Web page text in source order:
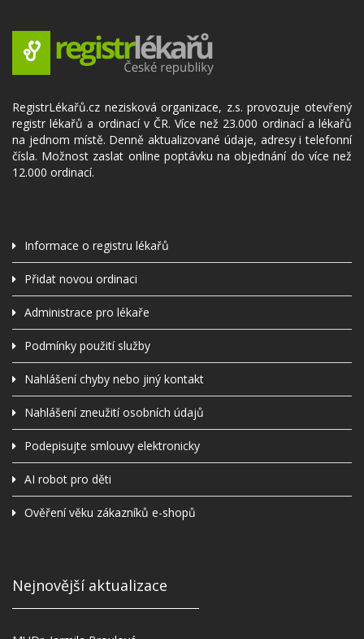
RegistrLékařů.cz nezisková organizace, z.s. provozuje otevřený
registr lékařů a ordinací v ČR. Více než 23.000 ordinací a lékařů
na jednom místě. Denně aktualizované údaje, adresy i telefonní
čísla. Možnost zaslat online poptávku na objednání do více než
12.000 ordinací.
Informace o registru lékařů
Přidat novou ordinaci
Administrace pro lékaře
Podmínky použití služby
Nahlášení chyby nebo jiný kontakt
Nahlášení zneužití osobních údajů
Podepisujte smlouvy elektronicky
AI robot pro děti
Ověření věku zákazníků e-shopů
Nejnovější aktualizace